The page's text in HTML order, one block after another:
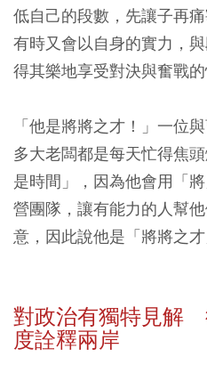
低自己的段數，先讓子再
有時又會以自身的實力，
得其樂地享受對決與奮戰的
「他是將將之才！」一位
多大老闆都是每天忙得焦
是時間」，因為他會用「
營團隊，讓有能力的人幫
意，因此說他是「將將之才
對政治有獨特見解
度詮釋兩岸